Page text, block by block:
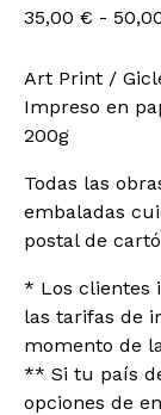
35,00 € -
Art Print /
Impreso en
200g
Todas las
embaladas
postal de
* Los clientes
las tarifas de
momento de
** Si tu país
opciones de